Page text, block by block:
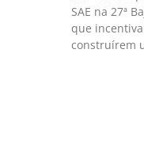
SAE na 27ª
que
construírem